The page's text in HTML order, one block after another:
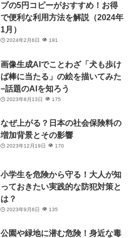
プの5円コピーがおすすめ！お得
で便利な利用方法を解説（2024年
1月）
2024年2月6日 191
画像生成AIでことわざ「犬も歩け
ば棒に当たる」の絵を描いてみた
−話題のAIを知ろう
2023年8月13日 175
なぜ上がる？日本の社会保険料の
増加背景とその影響
2023年12月19日 170
小学生を危険から守る！大人が知
っておきたい実践的な防犯対策と
は？
2023年9月6日 135
公園や緑地に潜む危険！身近な毒